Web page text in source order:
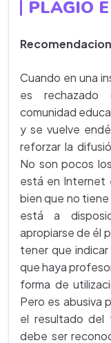
PLAGIO
Cuando en una
es
comunidad
y se vuelve
reforzar la
No son pocos
está en Internet
bien que no
está a
apropiarse de él
tener que
que haya
forma de
Pero es abusiva
el resultado del
debe ser